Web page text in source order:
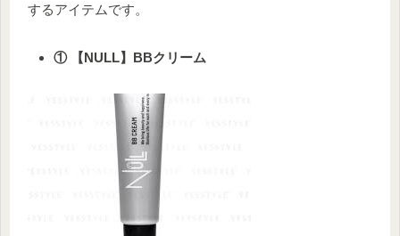
するアイテムです。
① 【NULL】BBクリーム